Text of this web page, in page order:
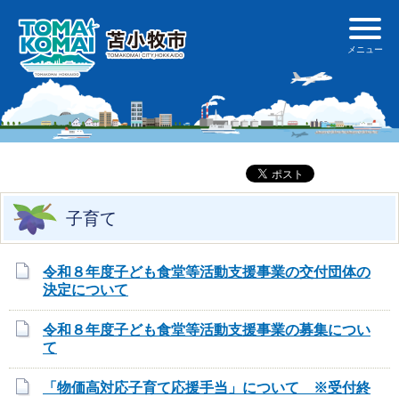
子育て
令和８年度子ども食堂等活動支援事業の交付団体の
決定について
令和８年度子ども食堂等活動支援事業の募集につい
て
「物価高対応子育て応援手当」について ※受付終